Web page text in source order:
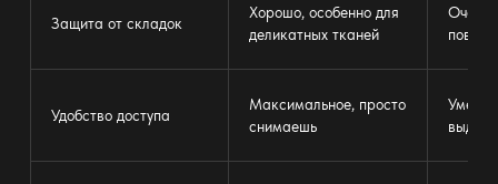
Защита от складок
Хорошо, особенно для
деликатных тканей
Очень
Удобство доступа
Максимальное, просто
снимаешь